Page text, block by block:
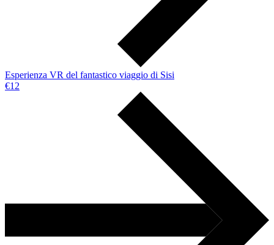
Esperienza VR del fantastico viaggio di Sisi
€12